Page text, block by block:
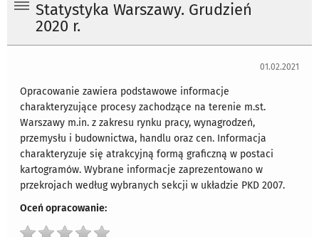
Statystyka Warszawy. Grudzień
2020 r.
01.02.2021
Opracowanie zawiera podstawowe informacje
charakteryzujące procesy zachodzące na terenie m.st.
Warszawy m.in. z zakresu rynku pracy, wynagrodzeń,
przemysłu i budownictwa, handlu oraz cen. Informacja
charakteryzuje się atrakcyjną formą graficzną w postaci
kartogramów. Wybrane informacje zaprezentowano w
przekrojach według wybranych sekcji w układzie PKD 2007.
Oceń opracowanie: